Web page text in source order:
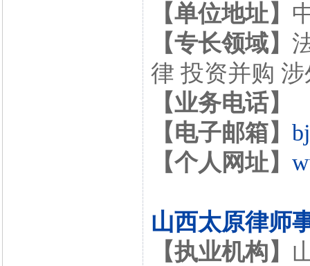
【单位地址】
【专长领域】
律 投资并购
【业务电话】
【电子邮箱】
【个人网址】
山西太原律师
【执业机构】